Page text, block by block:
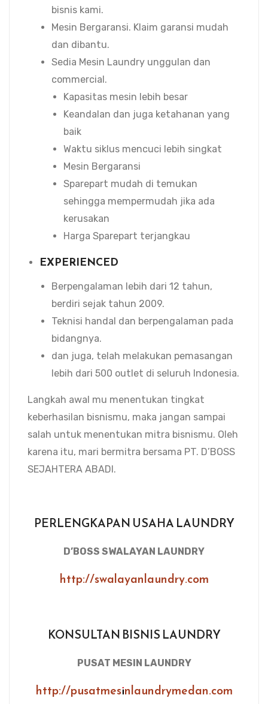
bisnis kami.
Mesin Bergaransi. Klaim garansi mudah
dan dibantu.
Sedia Mesin Laundry unggulan dan
commercial.
Kapasitas mesin lebih besar
Keandalan dan juga ketahanan yang
baik
Waktu siklus mencuci lebih singkat
Mesin Bergaransi
Sparepart mudah di temukan
sehingga mempermudah jika ada
kerusakan
Harga Sparepart terjangkau
EXPERIENCED
Berpengalaman lebih dari 12 tahun,
berdiri sejak tahun 2009.
Teknisi handal dan berpengalaman pada
bidangnya.
dan juga, telah melakukan pemasangan
lebih dari 500 outlet di seluruh Indonesia.
Langkah awal mu menentukan tingkat
keberhasilan bisnismu, maka jangan sampai
salah untuk menentukan mitra bisnismu. Oleh
karena itu, mari bermitra bersama PT. D’BOSS
SEJAHTERA ABADI.
PERLENGKAPAN USAHA LAUNDRY
D’BOSS SWALAYAN LAUNDRY
http://swalayanlaundry.com
KONSULTAN BISNIS LAUNDRY
PUSAT MESIN LAUNDRY
http://pusatmesinlaundrymedan.com